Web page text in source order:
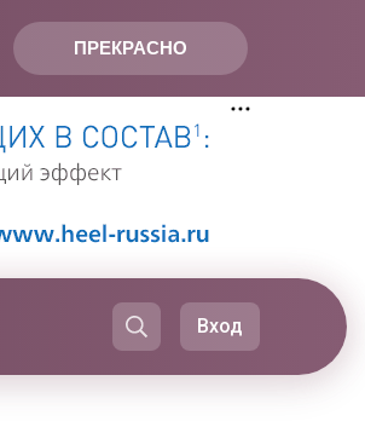
ПРЕКРАСНО
Вход